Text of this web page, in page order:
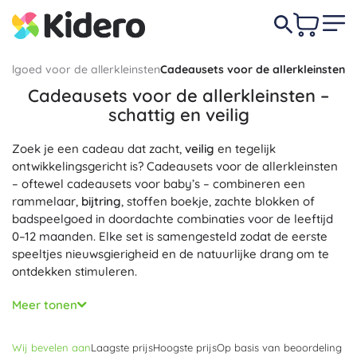
voor de allerkleinstenCadeausets voor de allerkleinsten
Cadeausets voor de allerkleinsten –
schattig en veilig
Zoek je een cadeau dat zacht, veilig en tegelijk
ontwikkelingsgericht is? Cadeausets voor de allerkleinsten
– oftewel cadeausets voor baby’s – combineren een
rammelaar, bijtring, stoffen boekje, zachte blokken of
badspeelgoed in doordachte combinaties voor de leeftijd
0–12 maanden. Elke set is samengesteld zodat de eerste
speeltjes nieuwsgierigheid en de natuurlijke drang om te
ontdekken stimuleren.
Prioriteit is
gecertificeerde materialen zonder BPA en ftalaten, zachte
conform EN 71. Zintuiglijke en Montessori-elementen
Meer tonen
Wij bevelen aanLaagste prijsHoogste prijsOp basis van beoordeling